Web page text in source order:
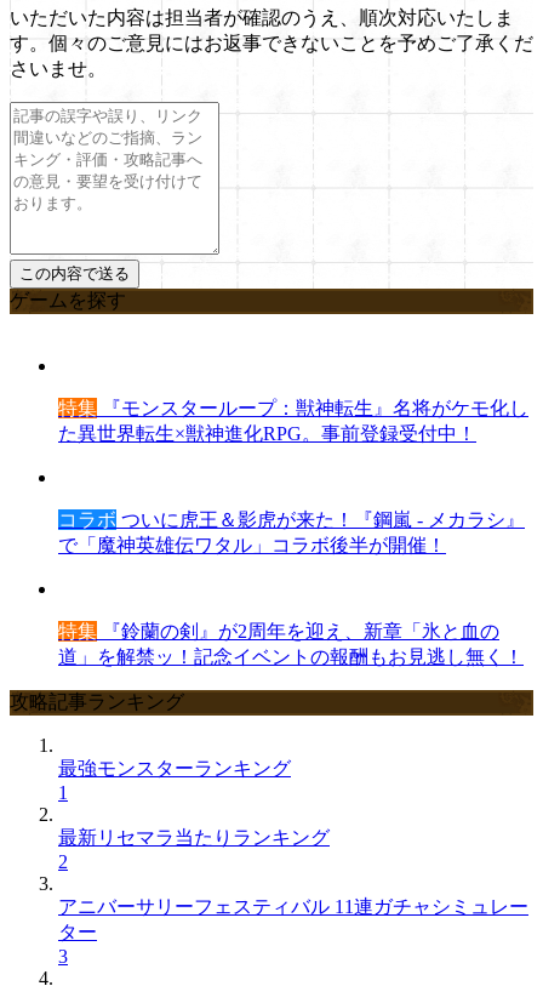
いただいた内容は担当者が確認のうえ、順次対応いたしま
す。個々のご意見にはお返事できないことを予めご了承くだ
さいませ。
ゲームを探す
特集 『モンスターループ：獣神転生』名将がケモ化し
た異世界転生×獣神進化RPG。事前登録受付中！
コラボ ついに虎王＆影虎が来た！『鋼嵐 - メカラシ』
で「魔神英雄伝ワタル」コラボ後半が開催！
特集 『鈴蘭の剣』が2周年を迎え、新章「氷と血の
道」を解禁ッ！記念イベントの報酬もお見逃し無く！
攻略記事ランキング
最強モンスターランキング
1
最新リセマラ当たりランキング
2
アニバーサリーフェスティバル 11連ガチャシミュレー
ター
3